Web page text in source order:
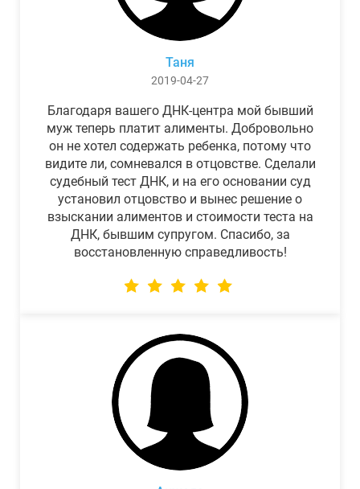
Таня
2019-04-27
Благодаря вашего ДНК-центра мой бывший
муж теперь платит алименты. Добровольно
он не хотел содержать ребенка, потому что
видите ли, сомневался в отцовстве. Сделали
судебный тест ДНК, и на его основании суд
установил отцовство и вынес решение о
взыскании алиментов и стоимости теста на
ДНК, бывшим супругом. Спасибо, за
восстановленную справедливость!